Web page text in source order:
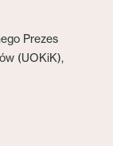
Prezes
(UOKiK),